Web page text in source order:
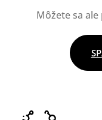
Môžete sa